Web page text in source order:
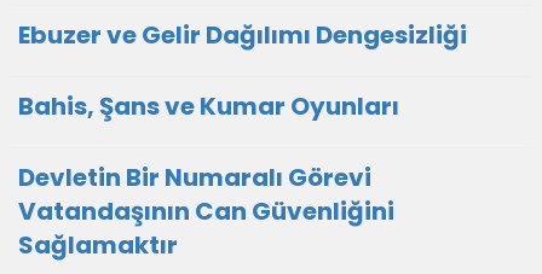
Ebuzer ve Gelir Dağılımı Dengesizliği
Bahis, Şans ve Kumar Oyunları
Devletin Bir Numaralı Görevi
Vatandaşının Can Güvenliğini
Sağlamaktır